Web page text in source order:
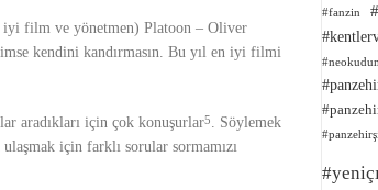
iyi film ve yönetmen) Platoon – Oliver
kendini kandırmasın. Bu yıl en iyi filmi
aradıkları için çok konuşurlar5
. Söylemek
için farklı sorular sormamızı
#fanzin